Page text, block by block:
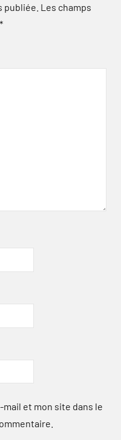
publiée. Les champs
*
et mon site dans le